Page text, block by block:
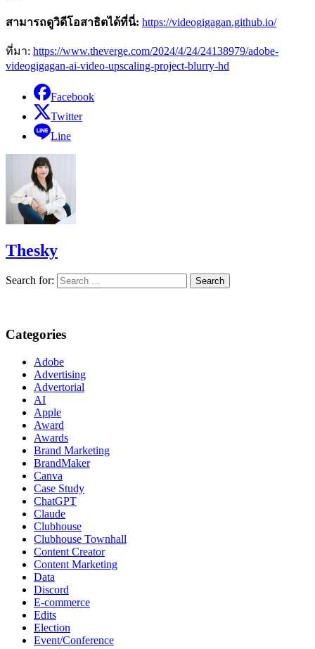
สามารถดูวิดีโอสาธิตได้ที่นี่: https://videogigagan.github.io/
ที่มา: https://www.theverge.com/2024/4/24/24138979/adobe-
videogigagan-ai-video-upscaling-project-blurry-hd
Facebook
Twitter
Line
Thesky
Search for:
Categories
Adobe
Advertising
Advertorial
AI
Apple
Award
Awards
Brand Marketing
BrandMaker
Canva
Case Study
ChatGPT
Claude
Clubhouse
Clubhouse Townhall
Content Creator
Content Marketing
Data
Discord
E-commerce
Edits
Election
Event/Conference